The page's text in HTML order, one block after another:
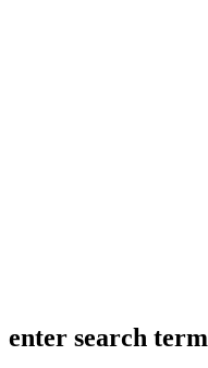
enter search term